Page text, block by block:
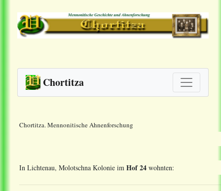
Chortitza
Chortitza. Mennonitische Ahnenforschung
In Lichtenau, Molotschna Kolonie im Hof 24 wohnten: